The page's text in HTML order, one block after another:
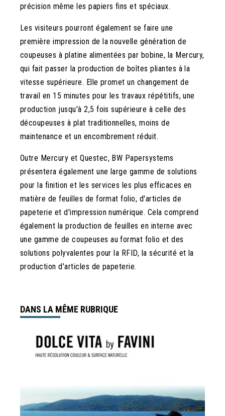
précision même les papiers fins et spéciaux.
Les visiteurs pourront également se faire une
première impression de la nouvelle génération de
coupeuses à platine alimentées par bobine, la Mercury,
qui fait passer la production de boîtes pliantes à la
vitesse supérieure. Elle promet un changement de
travail en 15 minutes pour les travaux répétitifs, une
production jusqu'à 2,5 fois supérieure à celle des
découpeuses à plat traditionnelles, moins de
maintenance et un encombrement réduit.
Outre Mercury et Questec, BW Papersystems
présentera également une large gamme de solutions
pour la finition et les services les plus efficaces en
matière de feuilles de format folio, d'articles de
papeterie et d'impression numérique. Cela comprend
également la production de feuilles en interne avec
une gamme de coupeuses au format folio et des
solutions polyvalentes pour la RFID, la sécurité et la
production d'articles de papeterie.
DANS LA MÊME RUBRIQUE